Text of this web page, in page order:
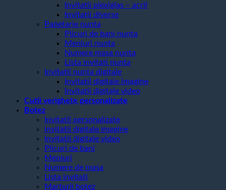
Invitatii plexiglas – acril
Invitatii diverse
Papetarie nunta
Plicuri de bani nunta
Meniuri nunta
Numere masa nunta
Lista invitati nunta
Invitatii nunta digitale
Invitatii digitale imagine
Invitatii digitale video
Cutii verighete personalizate
Botez
Invitatii personalizate
invitatii digitale imagine
Invitatii digitale video
Plicuri de bani
Meniuri
Numere de masa
Lista invitati
Marturii botez